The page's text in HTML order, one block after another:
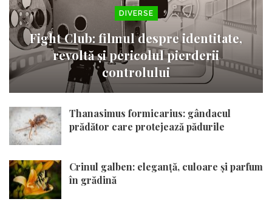
DIVERSE
Fight Club: filmul despre identitate,
revoltă și pericolul pierderii
controlului
Thanasimus formicarius: gândacul
prădător care protejează pădurile
Crinul galben: eleganță, culoare și parfum
în grădină